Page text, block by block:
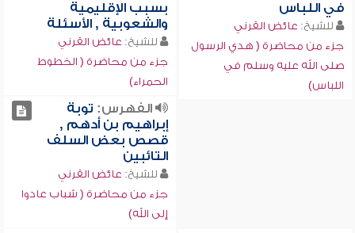
في اللباس
للشيخ: عائض القرني
جزء من محاضرة ( هدي الرسول
صلى الله عليه وسلم في
اللباس)
بسبب الإقليمية
والشعوبية , الأسئلة
للشيخ: عائض القرني
جزء من محاضرة ( الخطوط
الحمراء)
الفهرس: توبة
إبراهيم بن أدهم ,
قصص بعض السلف
التائبين
للشيخ: عائض القرني
جزء من محاضرة ( شباب عادوا
إلى الله)